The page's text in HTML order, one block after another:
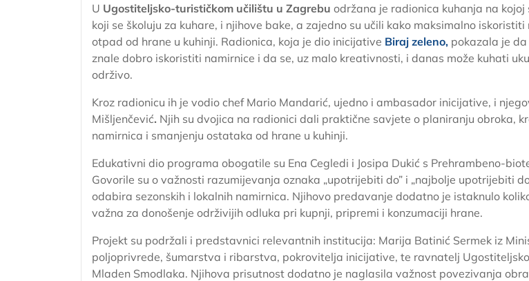
U Ugostiteljsko-turističkom učilištu u Zagrebu održana je radionica kuhanja na kojoj
koji se školuju za kuhare, i njihove bake, a zajedno su učili kako maksimalno
otpad od hrane u kuhinji. Radionica, koja je dio inicijative Biraj zeleno, pokazala je
znale dobro iskoristiti namirnice i da se, uz malo kreativnosti, i danas može kuhati
održivo.
Kroz radionicu ih je vodio chef Mario Mandarić, ujedno i ambasador inicijative, i
Mišljenčević. Njih su dvojica na radionici dali praktične savjete o planiranju obroka,
namirnica i smanjenju ostataka od hrane u kuhinji.
Edukativni dio programa obogatile su Ena Cegledi i Josipa Dukić s Prehrambeno-
Govorile su o važnosti razumijevanja oznaka „upotrijebiti do” i „najbolje upotrijebiti
odabira sezonskih i lokalnih namirnica. Njihovo predavanje dodatno je istaknulo
važna za donošenje održivijih odluka pri kupnji, pripremi i konzumaciji hrane.
Projekt su podržali i predstavnici relevantnih institucija: Marija Batinić Sermek iz
poljoprivrede, šumarstva i ribarstva, pokrovitelja inicijative, te ravnatelj
Mladen Smodlaka. Njihova prisutnost dodatno je naglasila važnost povezivanja